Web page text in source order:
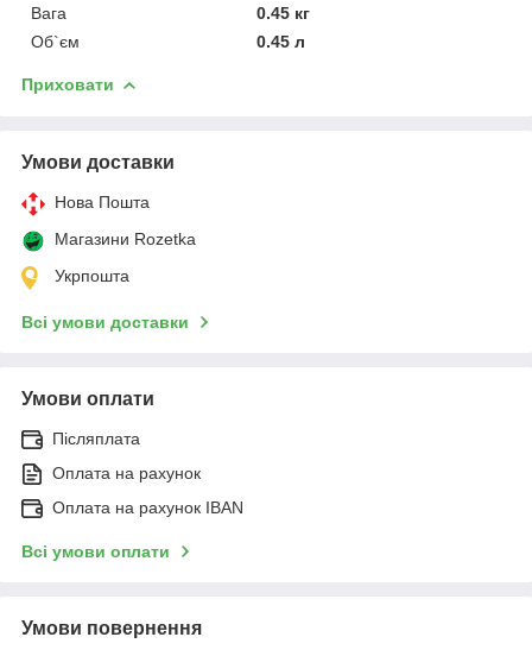
Вага
0.45 кг
Об`єм
0.45 л
Приховати
Умови доставки
Нова Пошта
Магазини Rozetka
Укрпошта
Всі умови доставки
Умови оплати
Післяплата
Оплата на рахунок
Оплата на рахунок IBAN
Всі умови оплати
Умови повернення